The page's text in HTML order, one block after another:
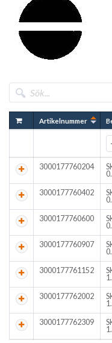
Artikelnummer
3000177760204
3000177760402
3000177760600
3000177760907
3000177761152
3000177762002
3000177762309